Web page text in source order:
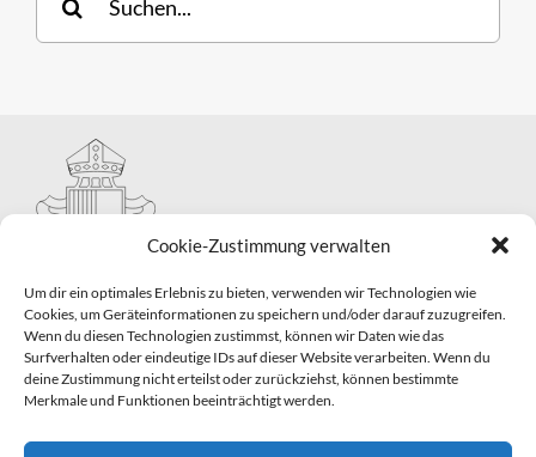
Cookie-Zustimmung verwalten
Um dir ein optimales Erlebnis zu bieten, verwenden wir Technologien wie
Cookies, um Geräteinformationen zu speichern und/oder darauf zuzugreifen.
Wenn du diesen Technologien zustimmst, können wir Daten wie das
Surfverhalten oder eindeutige IDs auf dieser Website verarbeiten. Wenn du
deine Zustimmung nicht erteilst oder zurückziehst, können bestimmte
Merkmale und Funktionen beeinträchtigt werden.
nach:
Hauptabteilung II – Seelsorge
Pastorale Grunddienste und Sakramentenpastoral
Telefon: 0821 3166-2593
gemeindepastoral@bistum-augsburg.de